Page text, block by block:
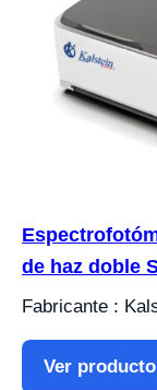
de haz doble
Fabricante :
Ver producto